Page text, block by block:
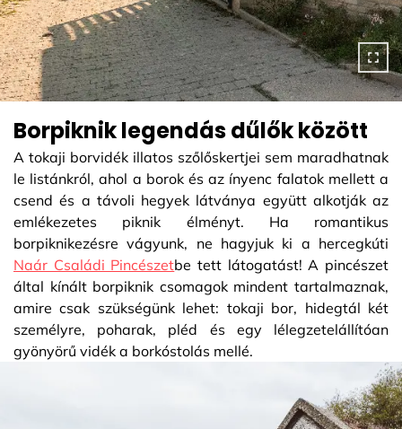
Borpiknik legendás dűlők között
A tokaji borvidék illatos szőlőskertjei sem maradhatnak
le listánkról, ahol a borok és az ínyenc falatok mellett a
csend és a távoli hegyek látványa együtt alkotják az
emlékezetes piknik élményt. Ha romantikus
borpiknikezésre vágyunk, ne hagyjuk ki a hercegkúti
Naár Családi Pincészetbe tett látogatást! A pincészet
által kínált borpiknik csomagok mindent tartalmaznak,
amire csak szükségünk lehet: tokaji bor, hidegtál két
személyre, poharak, pléd és egy lélegzetelállítóan
gyönyörű vidék a borkóstolás mellé.